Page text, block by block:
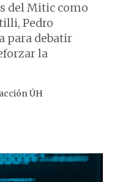
del Mitic como
Pedro
para debatir
la
ÚH